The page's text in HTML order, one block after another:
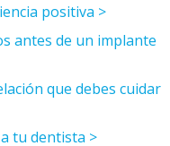
positiva
antes de un implante
que debes cuidar
tu dentista